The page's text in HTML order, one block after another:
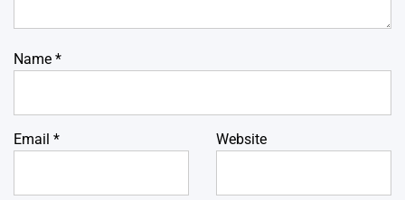
Name *
Email * Website